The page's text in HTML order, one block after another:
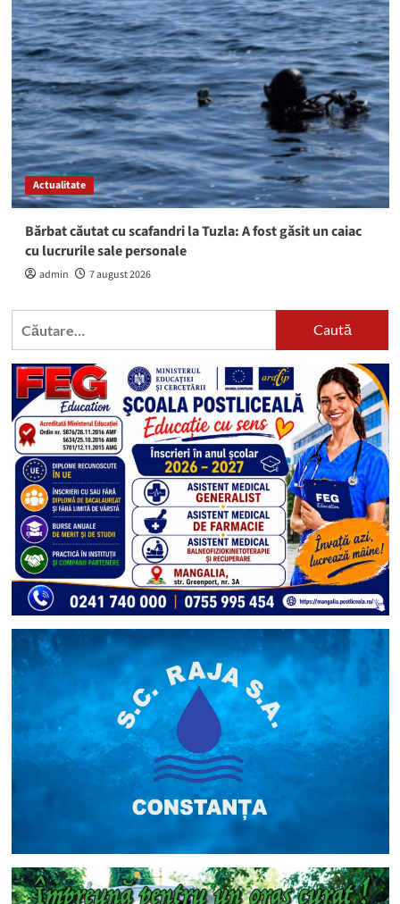
Actualitate
Bărbat căutat cu scafandri la Tuzla: A fost găsit un caiac
cu lucrurile sale personale
admin 7 august 2026